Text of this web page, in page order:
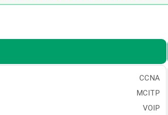
CCNA
MCITP
VOIP